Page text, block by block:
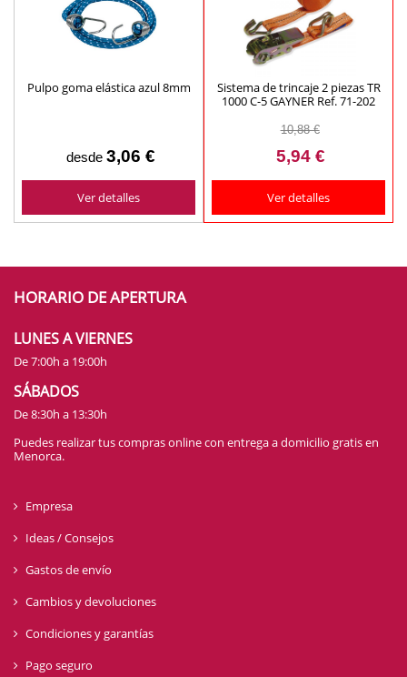
Pulpo goma elástica azul 8mm
desde 3,06 €
Ver detalles
Sistema de trincaje 2 piezas TR
1000 C-5 GAYNER Ref. 71-202
10,88 €
5,94 €
Ver detalles
HORARIO DE APERTURA
LUNES A VIERNES
De 7:00h a 19:00h
SÁBADOS
De 8:30h a 13:30h
Puedes realizar tus compras online con entrega a domicilio gratis en
Menorca.
Empresa
Ideas / Consejos
Gastos de envío
Cambios y devoluciones
Condiciones y garantías
Pago seguro